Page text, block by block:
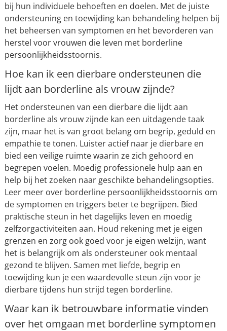
bij hun individuele behoeften en doelen. Met de juiste
ondersteuning en toewijding kan behandeling helpen bij
het beheersen van symptomen en het bevorderen van
herstel voor vrouwen die leven met borderline
persoonlijkheidsstoornis.
Hoe kan ik een dierbare ondersteunen die
lijdt aan borderline als vrouw zijnde?
Het ondersteunen van een dierbare die lijdt aan
borderline als vrouw zijnde kan een uitdagende taak
zijn, maar het is van groot belang om begrip, geduld en
empathie te tonen. Luister actief naar je dierbare en
bied een veilige ruimte waarin ze zich gehoord en
begrepen voelen. Moedig professionele hulp aan en
help bij het zoeken naar geschikte behandelingsopties.
Leer meer over borderline persoonlijkheidsstoornis om
de symptomen en triggers beter te begrijpen. Bied
praktische steun in het dagelijks leven en moedig
zelfzorgactiviteiten aan. Houd rekening met je eigen
grenzen en zorg ook goed voor je eigen welzijn, want
het is belangrijk om als ondersteuner ook mentaal
gezond te blijven. Samen met liefde, begrip en
toewijding kun je een waardevolle steun zijn voor je
dierbare tijdens hun strijd tegen borderline.
Waar kan ik betrouwbare informatie vinden
over het omgaan met borderline symptomen